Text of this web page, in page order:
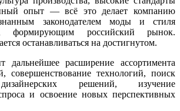
опыт — всё это делает компанию
законодателем моды и стиля
формирующим российский рынок.
останавливаться на достигнутом.
дальнейшее расширение ассортимента
совершенствование технологий, поиск
решений, изучение
и освоение новых перспективных